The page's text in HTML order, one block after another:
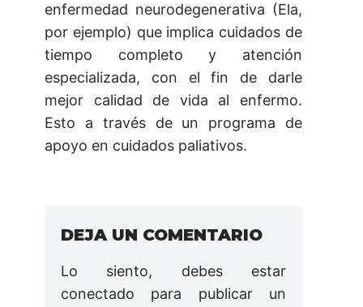
enfermedad neurodegenerativa (Ela,
por ejemplo) que implica cuidados de
tiempo completo y atención
especializada, con el fin de darle
mejor calidad de vida al enfermo.
Esto a través de un programa de
apoyo en cuidados paliativos.
DEJA UN COMENTARIO
Lo siento, debes estar
conectado para publicar un